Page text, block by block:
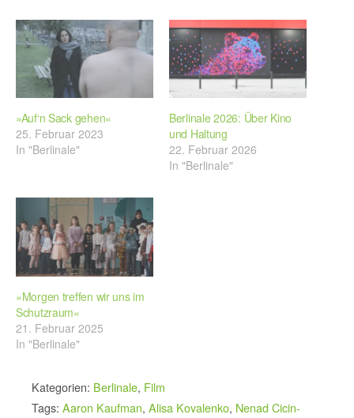
»Auf‘n Sack gehen«
25. Februar 2023
In "Berlinale"
Berlinale 2026: Über Kino
und Haltung
22. Februar 2026
In "Berlinale"
»Morgen treffen wir uns im
Schutzraum«
21. Februar 2025
In "Berlinale"
Kategorien: Berlinale, Film
Tags: Aaron Kaufman, Alisa Kovalenko, Nenad Cicin-